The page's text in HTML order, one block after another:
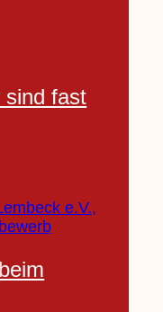
sind fast